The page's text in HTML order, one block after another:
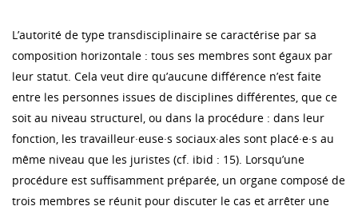
L’autorité de type transdisciplinaire se caractérise par sa
composition horizontale : tous ses membres sont égaux par
leur statut. Cela veut dire qu’aucune différence n’est faite
entre les personnes issues de disciplines différentes, que ce
soit au niveau structurel, ou dans la procédure : dans leur
fonction, les travailleur·euse·s sociaux·ales sont placé·e·s au
même niveau que les juristes (cf. ibid : 15). Lorsqu’une
procédure est suffisamment préparée, un organe composé de
trois membres se réunit pour discuter le cas et arrêter une